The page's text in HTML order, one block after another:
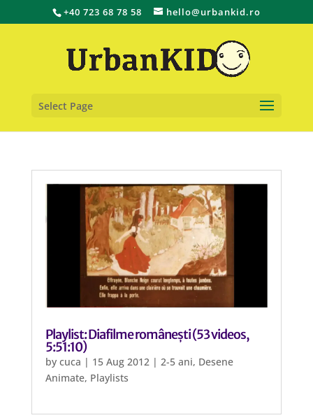
+40 723 68 78 58 hello@urbankid.ro
Select Page
Playlist: Diafilme românești (53 videos,
5:51:10)
by cuca | 15 Aug 2012| 2-5 ani, Desene
Animate, Playlists